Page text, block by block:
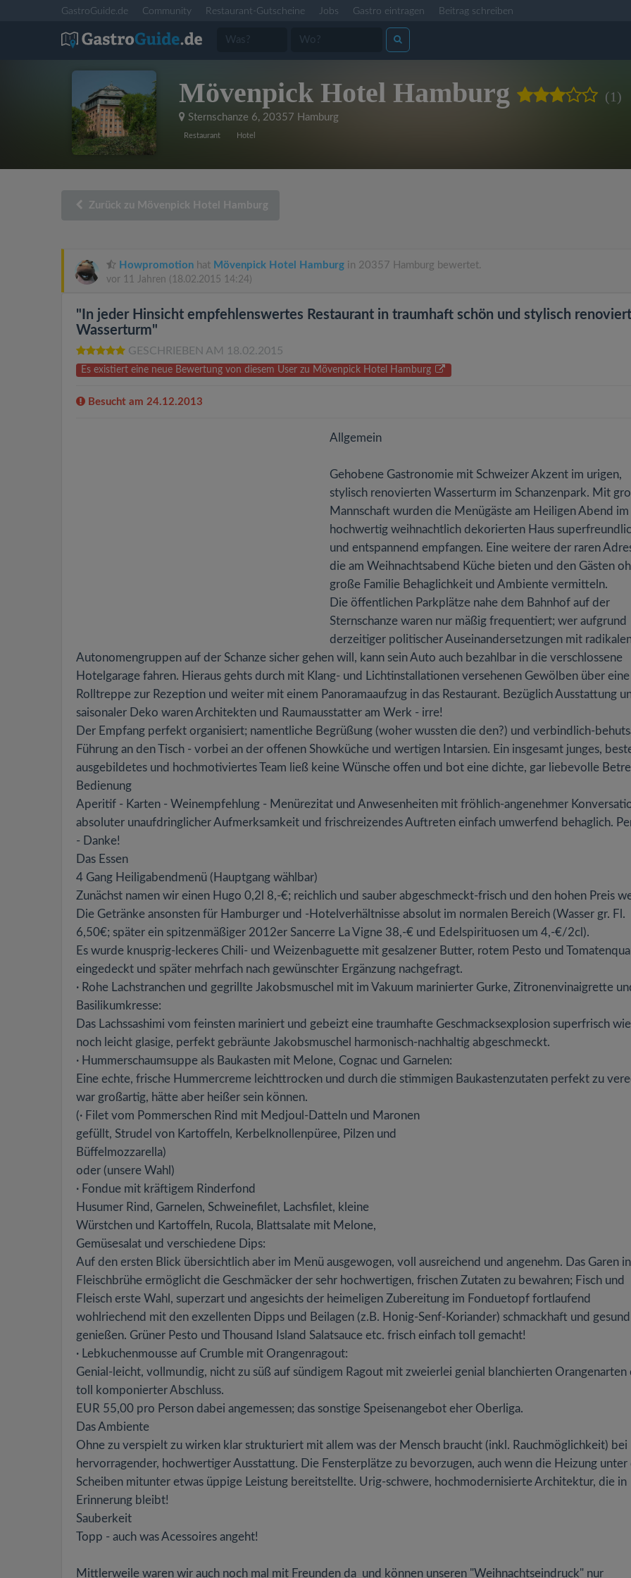
GastroGuide.de Community Restaurant-Gutscheine Jobs Gastro eintragen Beitrag schreiben
Mövenpick Hotel Hamburg (1)
Sternschanze 6, 20357 Hamburg
Restaurant Hotel
Zurück zu Mövenpick Hotel Hamburg
Howpromotion hat Mövenpick Hotel Hamburg in 20357 Hamburg bewertet.
vor 11 Jahren (18.02.2015 14:24)
"In jeder Hinsicht empfehlenswertes Restaurant in traumhaft schön und stylisch
Wasserturm"
GESCHRIEBEN AM 18.02.2015
Es existiert eine neue Bewertung von diesem User zu Mövenpick Hotel Hamburg
Besucht am 24.12.2013
Allgemein
Gehobene Gastronomie mit Schweizer Akzent im urigen,
stylisch renovierten Wasserturm im Schanzenpark. Mit
Mannschaft wurden die Menügäste am Heiligen Abend im
hochwertig weihnachtlich dekorierten Haus
und entspannend empfangen. Eine weitere der raren
die am Weihnachtsabend Küche bieten und den Gästen
große Familie Behaglichkeit und Ambiente vermitteln.
Die öffentlichen Parkplätze nahe dem Bahnhof auf der
Sternschanze waren nur mäßig frequentiert; wer aufgrund
derzeitiger politischer Auseinandersetzungen mit
Autonomengruppen auf der Schanze sicher gehen will, kann sein Auto auch bezahlbar in die verschlossene
Hotelgarage fahren. Hieraus gehts durch mit Klang- und Lichtinstallationen versehenen Gewölben über eine
Rolltreppe zur Rezeption und weiter mit einem Panoramaaufzug in das Restaurant. Bezüglich Ausstattung
saisonaler Deko waren Architekten und Raumausstatter am Werk - irre!
Der Empfang perfekt organisiert; namentliche Begrüßung (woher wussten die den?) und verbindlich-
Führung an den Tisch - vorbei an der offenen Showküche und wertigen Intarsien. Ein insgesamt junges,
ausgebildetes und hochmotiviertes Team ließ keine Wünsche offen und bot eine dichte, gar liebevolle
Bedienung
Aperitif - Karten - Weinempfehlung - Menürezitat und Anwesenheiten mit fröhlich-angenehmer
absoluter unaufdringlicher Aufmerksamkeit und frischreizendes Auftreten einfach umwerfend behaglich.
- Danke!
Das Essen
4 Gang Heiligabendmenü (Hauptgang wählbar)
Zunächst namen wir einen Hugo 0,2l 8,-€; reichlich und sauber abgeschmeckt-frisch und den hohen Preis
Die Getränke ansonsten für Hamburger und -Hotelverhältnisse absolut im normalen Bereich (Wasser gr. Fl.
6,50€; später ein spitzenmäßiger 2012er Sancerre La Vigne 38,-€ und Edelspirituosen um 4,-€/2cl).
Es wurde knusprig-leckeres Chili- und Weizenbaguette mit gesalzener Butter, rotem Pesto und
eingedeckt und später mehrfach nach gewünschter Ergänzung nachgefragt.
· Rohe Lachstranchen und gegrillte Jakobsmuschel mit im Vakuum marinierter Gurke, Zitronenvinaigrette
Basilikumkresse:
Das Lachssashimi vom feinsten mariniert und gebeizt eine traumhafte Geschmacksexplosion superfrisch
noch leicht glasige, perfekt gebräunte Jakobsmuschel harmonisch-nachhaltig abgeschmeckt.
· Hummerschaumsuppe als Baukasten mit Melone, Cognac und Garnelen:
Eine echte, frische Hummercreme leichttrocken und durch die stimmigen Baukastenzutaten perfekt zu
war großartig, hätte aber heißer sein können.
(· Filet vom Pommerschen Rind mit Medjoul-Datteln und Maronen
gefüllt, Strudel von Kartoffeln, Kerbelknollenpüree, Pilzen und
Büffelmozzarella)
oder (unsere Wahl)
· Fondue mit kräftigem Rinderfond
Husumer Rind, Garnelen, Schweinefilet, Lachsfilet, kleine
Würstchen und Kartoffeln, Rucola, Blattsalate mit Melone,
Gemüsesalat und verschiedene Dips:
Auf den ersten Blick übersichtlich aber im Menü ausgewogen, voll ausreichend und angenehm. Das Garen in
Fleischbrühe ermöglicht die Geschmäcker der sehr hochwertigen, frischen Zutaten zu bewahren; Fisch und
Fleisch erste Wahl, superzart und angesichts der heimeligen Zubereitung im Fonduetopf fortlaufend
wohlriechend mit den exzellenten Dipps und Beilagen (z.B. Honig-Senf-Koriander) schmackhaft und
genießen. Grüner Pesto und Thousand Island Salatsauce etc. frisch einfach toll gemacht!
· Lebkuchenmousse auf Crumble mit Orangenragout:
Genial-leicht, vollmundig, nicht zu süß auf sündigem Ragout mit zweierlei genial blanchierten Orangenarten
toll komponierter Abschluss.
EUR 55,00 pro Person dabei angemessen; das sonstige Speisenangebot eher Oberliga.
Das Ambiente
Ohne zu verspielt zu wirken klar strukturiert mit allem was der Mensch braucht (inkl. Rauchmöglichkeit) bei
hervorragender, hochwertiger Ausstattung. Die Fensterplätze zu bevorzugen, auch wenn die Heizung unter
Scheiben mitunter etwas üppige Leistung bereitstellte. Urig-schwere, hochmodernisierte Architektur, die in
Erinnerung bleibt!
Sauberkeit
Topp - auch was Acessoires angeht!
Mittlerweile waren wir auch noch mal mit Freunden da und können unseren "Weihnachtseindruck" nur